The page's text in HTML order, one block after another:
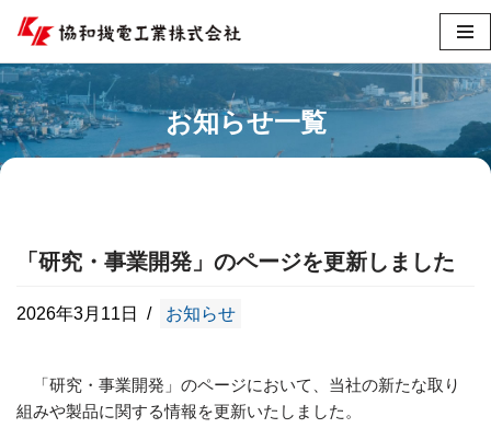
コ
ン
テ
ン
ツ
ッ
お知らせ一覧
「研究・事業開発」のページを更新しました
2026年3月11日 お知らせ
「研究・事業開発」のページにおいて、当社の新たな取り
組みや製品に関する情報を更新いたしました。